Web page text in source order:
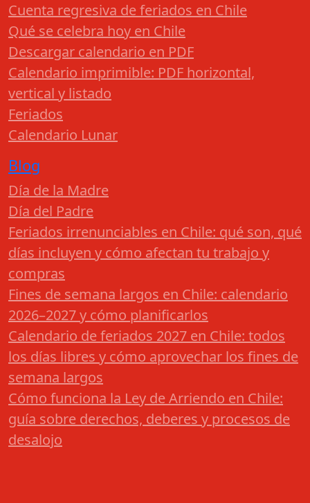
Cuenta regresiva de feriados en Chile
Qué se celebra hoy en Chile
Descargar calendario en PDF
Calendario imprimible: PDF horizontal,
vertical y listado
Feriados
Calendario Lunar
Blog
Día de la Madre
Día del Padre
Feriados irrenunciables en Chile: qué son, qué
días incluyen y cómo afectan tu trabajo y
compras
Fines de semana largos en Chile: calendario
2026–2027 y cómo planificarlos
Calendario de feriados 2027 en Chile: todos
los días libres y cómo aprovechar los fines de
semana largos
Cómo funciona la Ley de Arriendo en Chile:
guía sobre derechos, deberes y procesos de
desalojo